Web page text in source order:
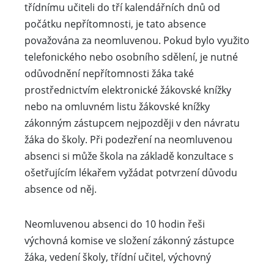
třídnímu učiteli do tří kalendářních dnů od
počátku nepřítomnosti, je tato absence
považována za neomluvenou. Pokud bylo využito
telefonického nebo osobního sdělení, je nutné
odůvodnění nepřítomnosti žáka také
prostřednictvím elektronické žákovské knížky
nebo na omluvném listu žákovské knížky
zákonným zástupcem nejpozději v den návratu
žáka do školy. Při podezření na neomluvenou
absenci si může škola na základě konzultace s
ošetřujícím lékařem vyžádat potvrzení důvodu
absence od něj.
Neomluvenou absenci do 10 hodin řeši
výchovná komise ve složení zákonný zástupce
žáka, vedení školy, třídní učitel, výchovný